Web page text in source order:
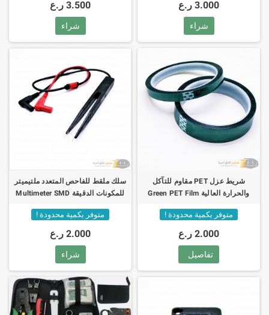
3.000 ر.ع
شراء
3.500 ر.ع
شراء
شريط عزل PET مقاوم للتآكل
والحرارة العالية Green PET Film
متوفر بكمية محدودة !
2.000 ر.ع
تفاصيل
سلك ملقط للفاحص المتعدد ملتيميتر
للمكونات الدقيقة Multimeter SMD
متوفر بكمية محدودة !
2.000 ر.ع
شراء